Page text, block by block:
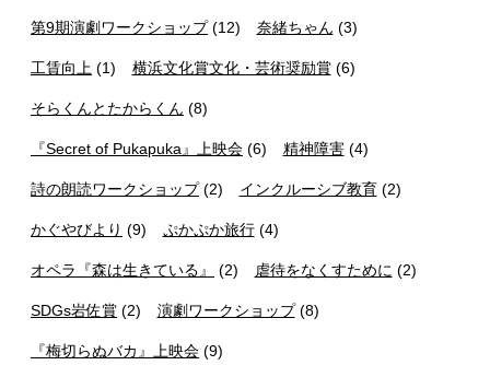
第9期演劇ワークショップ(12) 奈緒ちゃん (3)
工賃向上 (1) 横浜文化賞文化・芸術奨励賞(6)
そらくんとたからくん (8)
『Secret of Pukapuka』上映会 (6) 精神障害(4)
詩の朗読ワークショップ(2) インクルーシブ教育(2)
かぐやびより (9) ぷかぷか旅行(4)
オペラ『森は生きている』 (2) 虐待をなくすために (2)
SDGs岩佐賞 (2) 演劇ワークショップ(8)
『梅切らぬバカ』上映会 (9)